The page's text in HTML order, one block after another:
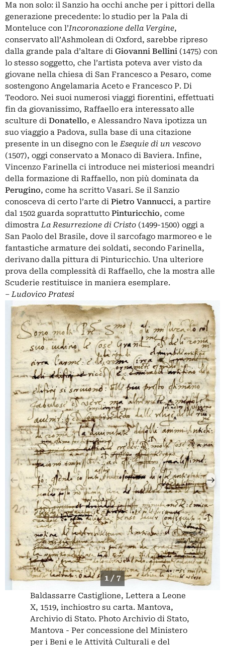
Ma non solo: il Sanzio ha occhi anche per i pittori della
generazione precedente: lo studio per la Pala di
Monteluce con l’Incoronazione della Vergine,
conservato all’Ashmolean di Oxford, sarebbe ripreso
dalla grande pala d’altare di Giovanni Bellini (1475) con
lo stesso soggetto, che l’artista poteva aver visto da
giovane nella chiesa di San Francesco a Pesaro, come
sostengono Angelamaria Aceto e Francesco P. Di
Teodoro. Nei suoi numerosi viaggi fiorentini, effettuati
fin da giovanissimo, Raffaello era interessato alle
sculture di Donatello, e Alessandro Nava ipotizza un
suo viaggio a Padova, sulla base di una citazione
presente in un disegno con leEsequie di un vescovo
(1507), oggi conservato a Monaco di Baviera. Infine,
Vincenzo Farinella ci introduce nei misteriosi meandri
della formazione di Raffaello, non più dominata da
Perugino, come ha scritto Vasari. Se il Sanzio
conosceva di certo l’arte di Pietro Vannucci, a partire
dal 1502 guarda soprattutto Pinturicchio, come
dimostraLa Resurrezione di Cristo (1499-1500) oggi a
San Paolo del Brasile, dove il sarcofago marmoreo e le
fantastiche armature dei soldati, secondo Farinella,
derivano dalla pittura di Pinturicchio. Una ulteriore
prova della complessità di Raffaello, che la mostra alle
Scuderie restituisce in maniera esemplare.
‒Ludovico Pratesi
1 / 7
Baldassarre Castiglione, Lettera a Leone
X, 1519, inchiostro su carta. Mantova,
Archivio di Stato. Photo Archivio di Stato,
Mantova - Per concessione del Ministero
per i Beni e le Attività Culturali e del